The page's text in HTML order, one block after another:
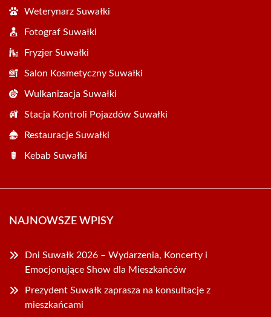
Weterynarz Suwałki
Fotograf Suwałki
Fryzjer Suwałki
Salon Kosmetyczny Suwałki
Wulkanizacja Suwałki
Stacja Kontroli Pojazdów Suwałki
Restauracje Suwałki
Kebab Suwałki
NAJNOWSZE WPISY
Dni Suwałk 2026 – Wydarzenia, Koncerty i
Emocjonujące Show dla Mieszkańców
Prezydent Suwałk zaprasza na konsultacje z
mieszkańcami